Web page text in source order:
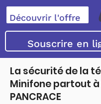
Découvrir l'offre
Souscrire en
La sécurité de la
Minifone partout à
PANCRACE